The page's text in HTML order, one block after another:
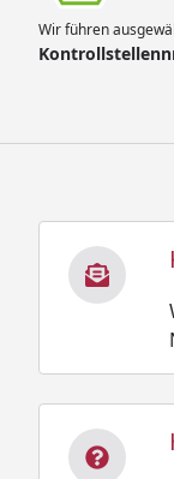
Wir führen